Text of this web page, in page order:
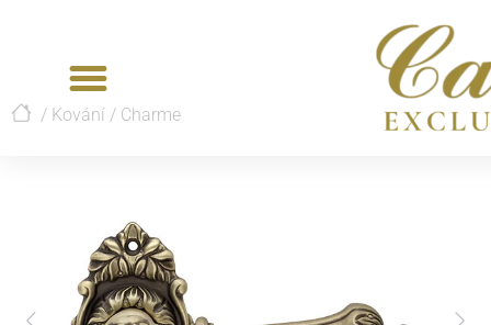
/ Kování / Charme